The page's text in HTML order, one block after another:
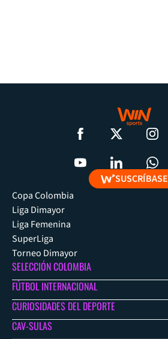
SUSCRÍBASE
Copa Colombia
Liga Dimayor
Liga Femenina
SuperLiga
Torneo Dimayor
SELECCIÓN COLOMBIA
FÚTBOL INTERNACIONAL
CURIOSIDADES DEL DEPORTE
CAV-SULAS